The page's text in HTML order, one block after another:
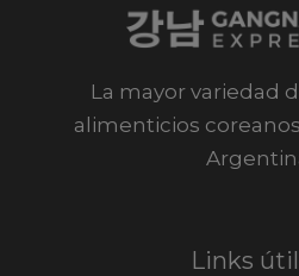
La mayor variedad
alimenticios
Links